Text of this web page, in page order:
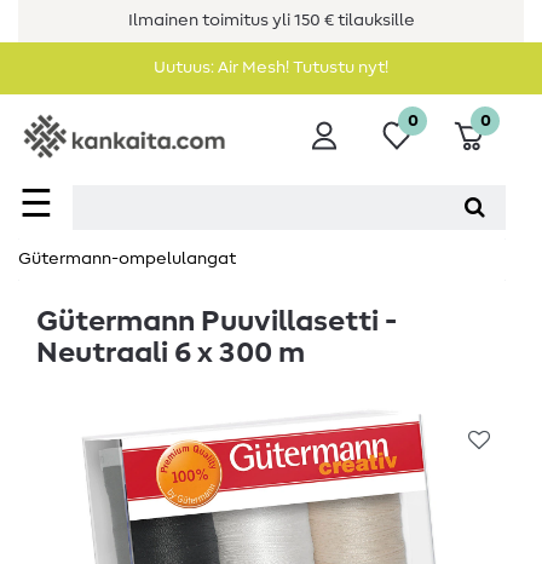
Ilmainen toimitus yli 150 € tilauksille
Uutuus: Air Mesh! Tutustu nyt!
☰
0 0
Gütermann-ompelulangat
Gütermann Puuvillasetti -
Neutraali 6 x 300 m